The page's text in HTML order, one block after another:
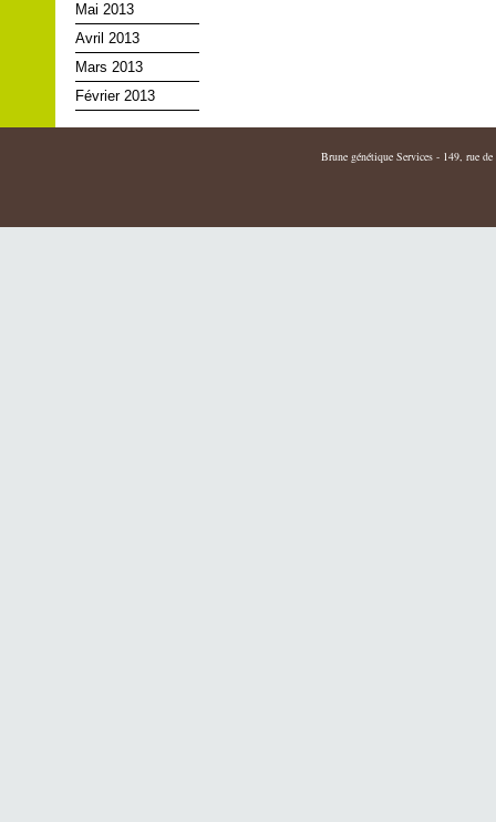
Mai 2013
Avril 2013
Mars 2013
Février 2013
Brune génétique Services - 149, rue